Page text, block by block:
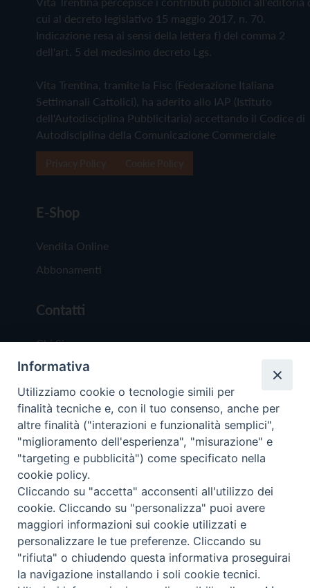
cui al decreto legislativo 15 maggio 2017, n. 70.
Indicazione resa ai sensi della lettera f) del comma 2
dell'art. 5 del medesimo decreto Lgs.
Vita Trentina, tramite la Fisc (Federazione Italiana
Settimanali Cattolici), ha aderito allo IAP (Istituto
dell'Autodisciplina Pubblicitaria) accettando il Codice di
Autodisciplina della Comunicazione Commerciale
E-Shop
Vendita Online
Abbonamenti
Contatti
Chi Siamo
Redazione
Scrivici
Copyright © 2019 - Tutti i diritti riservati - Vita
Trentina Editrice
Privacy Policy
Torna
Informativa
Utilizziamo cookie o tecnologie simili per
finalità tecniche e, con il tuo consenso, anche per
altre finalità ("interazioni e funzionalità semplici",
"miglioramento dell'esperienza", "misurazione" e
"targeting e pubblicità") come specificato nella
cookie policy.
Cliccando su "accetta" acconsenti all'utilizzo dei
cookie. Cliccando su "personalizza" puoi avere
maggiori informazioni sui cookie utilizzati e
personalizzare le tue preferenze. Cliccando su
"rifiuta" o chiudendo questa informativa proseguirai
la navigazione installando i soli cookie tecnici.